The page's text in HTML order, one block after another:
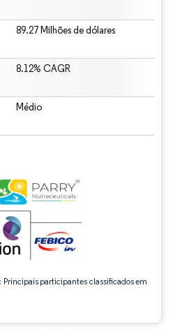
89.27 Milhões de dólares
8.12% CAGR
Médio
participantes classificados em
reuso requer atribuição conforme CC BY 4.0.